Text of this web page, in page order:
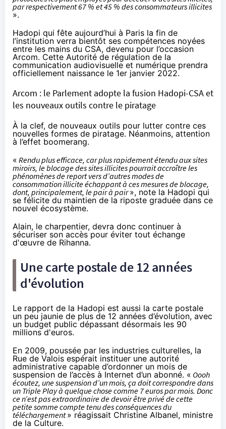
par respectivement 67 % et 45 % des consommateurs illicites
».
Hadopi qui fête aujourd’hui à Paris la fin de
l’institution verra bientôt ses compétences noyées
entre les mains du CSA, devenu pour l’occasion
Arcom. Cette Autorité de régulation de la
communication audiovisuelle et numérique prendra
officiellement naissance le 1er janvier 2022.
Arcom : le Parlement adopte la fusion Hadopi-CSA et
les nouveaux outils contre le piratage
À la clef, de nouveaux outils pour lutter contre ces
nouvelles formes de piratage. Néanmoins, attention
à l’effet boomerang.
« Rendu plus efficace, car plus rapidement étendu aux sites
miroirs, le blocage des sites illicites pourrait accroître les
phénomènes de report vers d’autres modes de
consommation illicite échappant à ces mesures de blocage,
dont, principalement, le pair à pair», note la Hadopi qui
se félicite du maintien de la riposte graduée dans ce
nouvel écosystème.
Alain, le charpentier, devra donc continuer à
sécuriser son accès pour éviter tout échange
d'œuvre de Rihanna.
Une carte postale de 12 années
d'évolution
Le rapport de la Hadopi est aussi la carte postale
un peu jaunie de plus de 12 années d’évolution, avec
un budget public dépassant désormais les 90
millions d'euros.
En 2009, poussée par les industries culturelles, la
Rue de Valois espérait instituer une autorité
administrative capable d’ordonner un mois de
suspension de l’accès à Internet d’un abonné. « Oooh
écoutez, une suspension d’un mois, ça doit correspondre dans
un Triple Play à quelque chose comme 7 euros par mois. Donc
ce n’est pas extraordinaire de devoir être privé de cette
petite somme compte tenu des conséquences du
téléchargement» réagissait Christine Albanel, ministre
de la Culture.